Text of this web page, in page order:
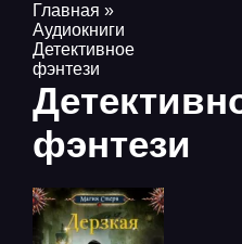
Главная »
Аудиокниги
Детективное
фэнтези
фэнтези